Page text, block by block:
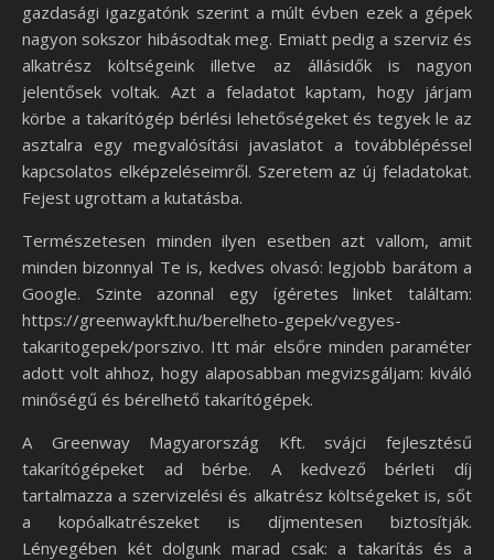
gazdasági igazgatónk szerint a múlt évben ezek a gépek
nagyon sokszor hibásodtak meg. Emiatt pedig a szerviz és
alkatrész költségeink illetve az állásidők is nagyon
jelentősek voltak. Azt a feladatot kaptam, hogy járjam
körbe a takarítógép bérlési lehetőségeket és tegyek le az
asztalra egy megvalósítási javaslatot a továbblépéssel
kapcsolatos elképzeléseimről. Szeretem az új feladatokat.
Fejest ugrottam a kutatásba.
Természetesen minden ilyen esetben azt vallom, amit
minden bizonnyal Te is, kedves olvasó: legjobb barátom a
Google. Szinte azonnal egy ígéretes linket találtam:
https://greenwaykft.hu/berelheto-gepek/vegyes-
takaritogepek/porszivo. Itt már elsőre minden paraméter
adott volt ahhoz, hogy alaposabban megvizsgáljam: kiváló
minőségű és bérelhető takarítógépek.
A Greenway Magyarország Kft. svájci fejlesztésű
takarítógépeket ad bérbe. A kedvező bérleti díj
tartalmazza a szervizelési és alkatrész költségeket is, sőt
a kopóalkatrészeket is díjmentesen biztosítják.
Lényegében két dolgunk marad csak: a takarítás és a